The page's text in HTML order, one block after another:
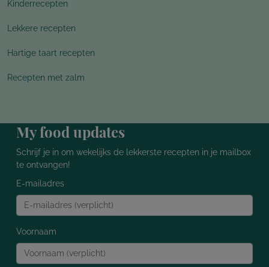
Kinderrecepten
Lekkere recepten
Hartige taart recepten
Recepten met zalm
My food updates
Schrijf je in om wekelijks de lekkerste recepten in je mailbox
te ontvangen!
E-mailadres
Voornaam